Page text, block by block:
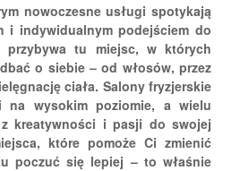
nowoczesne usługi spotykają
i indywidualnym podejściem do
tu miejsc, w których
o siebie – od włosów, przez
ciała. Salony fryzjerskie
na wysokim poziomie, a wielu
kreatywności i pasji do swojej
które pomoże Ci zmienić
poczuć się lepiej – to właśnie